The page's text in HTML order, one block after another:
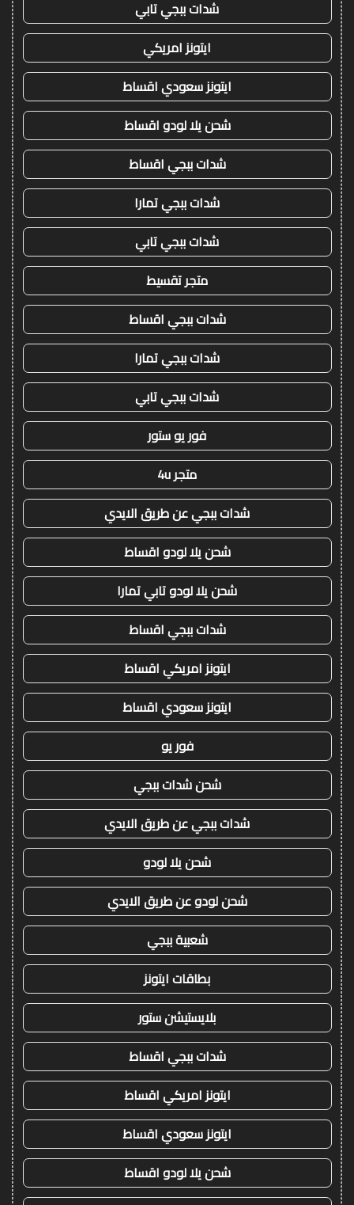
شدات ببجي تابي
ايتونز امريكي
ايتونز سعودي اقساط
شحن يلا لودو اقساط
شدات ببجي اقساط
شدات ببجي تمارا
شدات ببجي تابي
متجر تقسيط
شدات ببجي اقساط
شدات ببجي تمارا
شدات ببجي تابي
فور يو ستور
متجر 4u
شدات ببجي عن طريق الايدي
شحن يلا لودو اقساط
شحن يلا لودو تابي تمارا
شدات ببجي اقساط
ايتونز امريكي اقساط
ايتونز سعودي اقساط
فور يو
شحن شدات ببجي
شدات ببجي عن طريق الايدي
شحن يلا لودو
شحن لودو عن طريق الايدي
شعبية ببجي
بطاقات ايتونز
بلايستيشن ستور
شدات ببجي اقساط
ايتونز امريكي اقساط
ايتونز سعودي اقساط
شحن يلا لودو اقساط